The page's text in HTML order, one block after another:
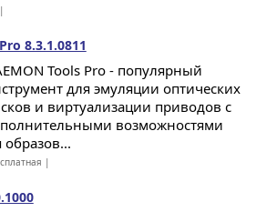
8.3.1.0811
Tools Pro - популярный
для эмуляции оптических
и виртуализации приводов с
возможностями
|